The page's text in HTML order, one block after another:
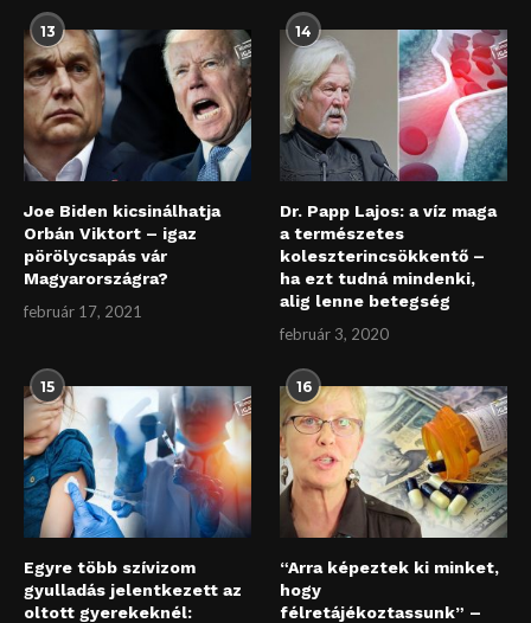
13
Joe Biden kicsinálhatja
Orbán Viktort – igaz
pörölycsapás vár
Magyarországra?
február 17, 2021
14
Dr. Papp Lajos: a víz maga
a természetes
koleszterincsökkentő –
ha ezt tudná mindenki,
alig lenne betegség
február 3, 2020
15
Egyre több szívizom
gyulladás jelentkezett az
oltott gyerekeknél:
16
“Arra képeztek ki minket,
hogy
félretájékoztassunk” –